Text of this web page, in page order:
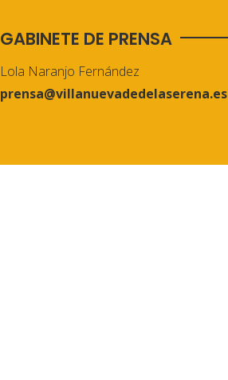
GABINETE DE PRENSA
Lola Naranjo Fernández
prensa@villanuevadedelaserena.es